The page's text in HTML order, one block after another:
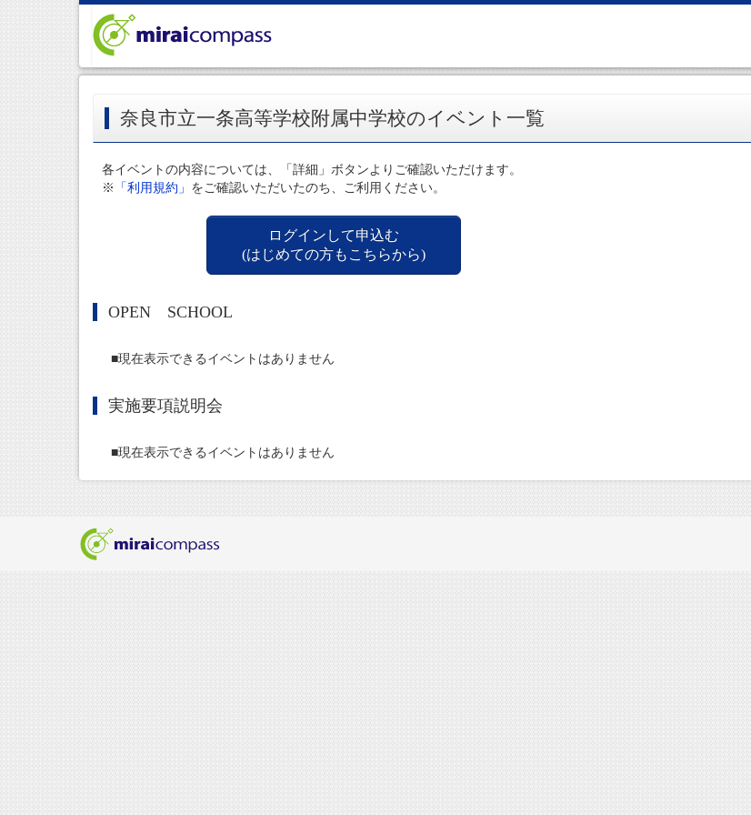
奈良市立一条高等学校附属中学校のイベント一覧
各イベントの内容については、「詳細」ボタンよりご確認いただけます。
※
「利用規約」 をご確認いただいたのち、ご利用ください。
ログインして申込む
(はじめての方もこちらから)
OPEN SCHOOL
■現在表示できるイベントはありません
実施要項説明会
■現在表示できるイベントはありません